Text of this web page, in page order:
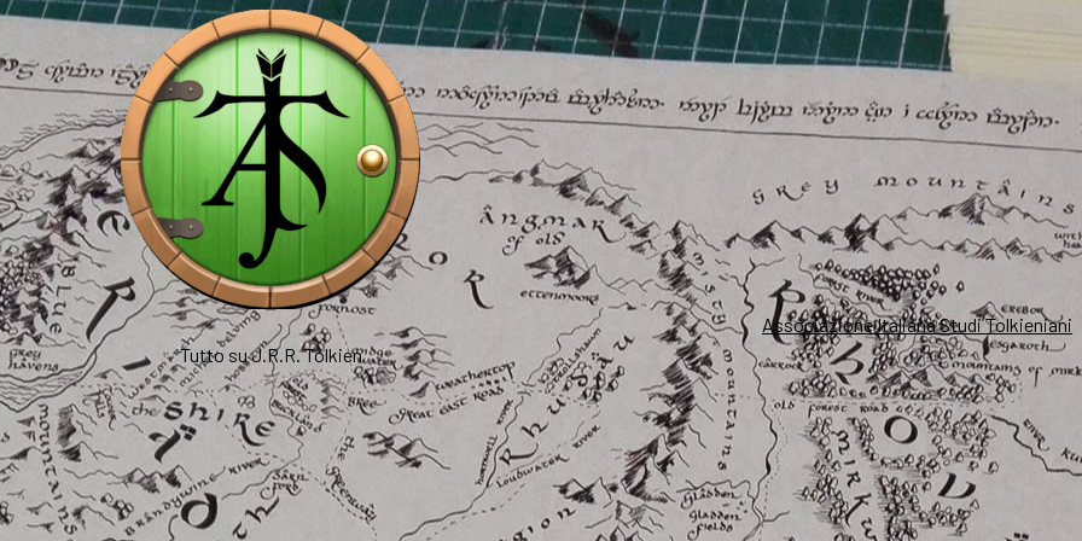
Associazione Italiana Studi Tolkieniani
Tutto su J.R.R. Tolkien